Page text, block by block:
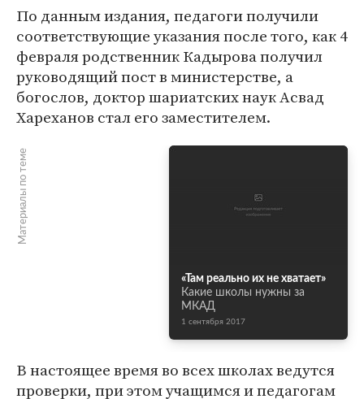
По данным издания, педагоги получили
соответствующие указания после того, как 4
февраля родственник Кадырова получил
руководящий пост в министерстве, а
богослов, доктор шариатских наук Асвад
Хареханов стал его заместителем.
Материалы по теме
«Там реально их не хватает»
Какие школы нужны за
МКАД
1 сентября 2017
В настоящее время во всех школах ведутся
проверки, при этом учащимся и педагогам